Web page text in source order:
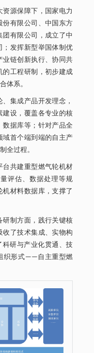
源保障下，国家电力
份有限公司、中国东方
有限公司，成立了中
；发挥新型举国体制优
业链创新执行、协同共
的工程研制，初步建成
体系。
集成产品开发理念，
建设，覆盖各专业的核
数据库等；针对产品全
域首个端到端的自主产
全过程。
台共建重型燃气轮机材
评估、数据处理等规
材料数据库，支撑了
研制方面，践行关键核
了技术集成、实物构
科研与产业化贯通、技
织形式——自主重型燃